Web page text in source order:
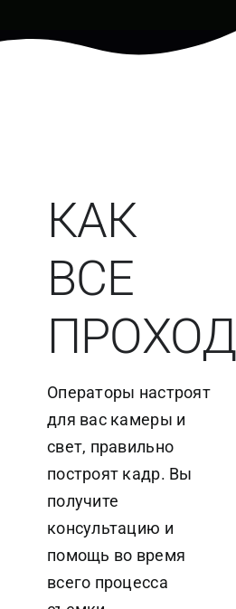
КАК
ВСЕ
Операторы настроят
для вас камеры и
свет, правильно
построят кадр. Вы
получите
консультацию и
помощь во время
всего процесса